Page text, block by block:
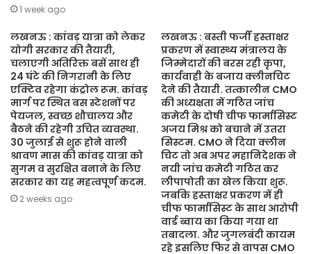
1 week ago
लखनऊ : कांवड़ यात्रा को लेकर
योगी सरकार की तैयारी,
चलाएगी अतिरिक्त बसें साथ ही
24 घंटे की निगरानी के लिए
एक्टिव रहेगा कंट्रोल रूम. कांवड़
मार्ग पर स्थित बस स्टेशनों पर
पेयजल, स्वच्छ शौचालय और
बैठने की रहेगी उचित व्यवस्था.
30 जुलाई से शुरू होने वाली
श्रावण मास की कांवड़ यात्रा को
सुगम व सुरक्षित बनाने के लिए
सरकार का यह महत्वपूर्ण कदम.
2 weeks ago
लखनऊ : बस्ती फर्जी हस्ताक्षर
प्रकरण में स्वास्थ्य मंत्रालय के
जिम्मेदारों की बरस रही कृपा,
कार्यवाही के बजाय क्लीनचिट
देने की तैयारी. तत्कालीन CMO
की अध्यक्षता में गठित जांच
कमेटी के दोषी चीफ फार्मासिस्ट
अजय मिश्र को बचाने में उतरा
सिस्टम. CMO ने दिया क्लीन
चिट तो अब अपर महानिदेशक ने
नयी जांच कमेटी गठित कर
लीपापोती का खेल किया शुरू.
जबकि हस्ताक्षर प्रकरण में ही
चीफ फार्मासिस्ट के साथ आरोपी
वार्ड ब्वाय का किया गया था
तबादला. और जुगलबंदी कायम
रहे इसलिए फिर से वापस CMO